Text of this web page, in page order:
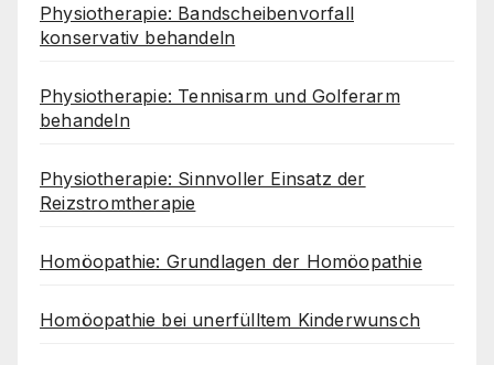
Physiotherapie: Bandscheibenvorfall
konservativ behandeln
Physiotherapie: Tennisarm und Golferarm
behandeln
Physiotherapie: Sinnvoller Einsatz der
Reizstromtherapie
Homöopathie: Grundlagen der Homöopathie
Homöopathie bei unerfülltem Kinderwunsch